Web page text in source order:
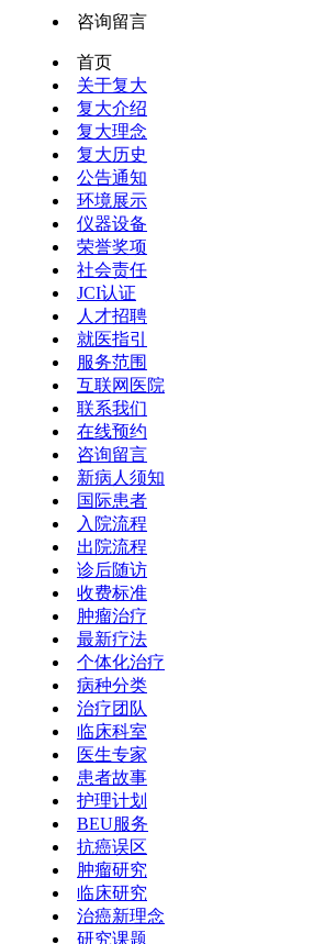
咨询留言
首页
关于复大
复大介绍
复大理念
复大历史
公告通知
环境展示
仪器设备
荣誉奖项
社会责任
JCI认证
人才招聘
就医指引
服务范围
互联网医院
联系我们
在线预约
咨询留言
新病人须知
国际患者
入院流程
出院流程
诊后随访
收费标准
肿瘤治疗
最新疗法
个体化治疗
病种分类
治疗团队
临床科室
医生专家
患者故事
护理计划
BEU服务
抗癌误区
肿瘤研究
临床研究
治癌新理念
研究课题